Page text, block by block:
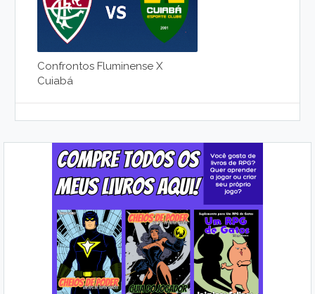
Confrontos Fluminense X
Cuiabá